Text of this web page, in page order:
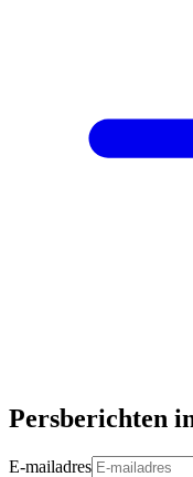
Persberichten
E-mailadres